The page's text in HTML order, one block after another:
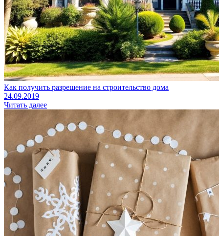
Как получить разрешение на строительство дома
24.09.2019
Читать далее